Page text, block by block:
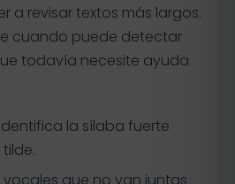
a revisar textos más largos.
cuando puede detectar
todavía necesite ayuda
la sílaba fuerte